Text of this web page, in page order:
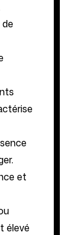
et
élevé